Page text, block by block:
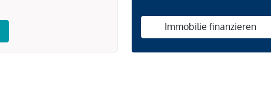
Immobilie finanzieren